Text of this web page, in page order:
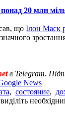
20 млн
що Ілон Маск
значного
в Telegram.
News
, состояние,